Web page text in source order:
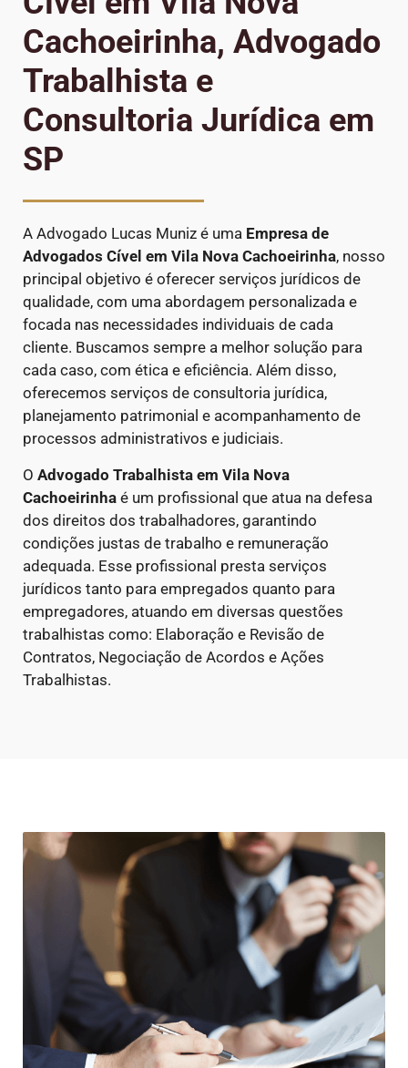
Cachoeirinha, Advogado
Trabalhista e
Consultoria Jurídica em
SP
A Advogado Lucas Muniz é uma Empresa de
Advogados Cível em Vila Nova Cachoeirinha, nosso
principal objetivo é oferecer serviços jurídicos de
qualidade, com uma abordagem personalizada e
focada nas necessidades individuais de cada
cliente. Buscamos sempre a melhor solução para
cada caso, com ética e eficiência. Além disso,
oferecemos serviços de consultoria jurídica,
planejamento patrimonial e acompanhamento de
processos administrativos e judiciais.
O Advogado Trabalhista em Vila Nova
Cachoeirinha é um profissional que atua na defesa
dos direitos dos trabalhadores, garantindo
condições justas de trabalho e remuneração
adequada. Esse profissional presta serviços
jurídicos tanto para empregados quanto para
empregadores, atuando em diversas questões
trabalhistas como: Elaboração e Revisão de
Contratos, Negociação de Acordos e Ações
Trabalhistas.